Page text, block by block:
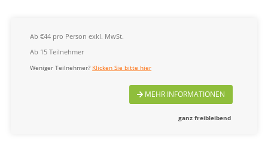
Ab €44 pro Person exkl. MwSt.
Ab 15 Teilnehmer
Weniger Teilnehmer? Klicken Sie bitte hier
MEHR INFORMATIONEN
ganz freibleibend